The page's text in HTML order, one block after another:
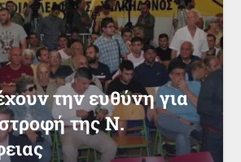
την ευθύνη για
της Ν.